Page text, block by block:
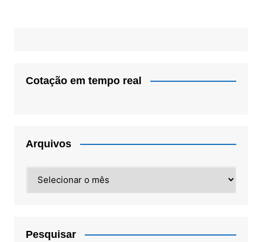
Cotação em tempo real
Arquivos
Pesquisar